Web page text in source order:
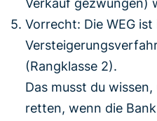
Verkauf gezwungen)
Vorrecht: Die WEG ist
(Rangklasse 2).
Das musst du
retten, wenn die